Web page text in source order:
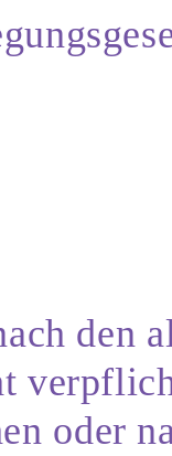
den
oder